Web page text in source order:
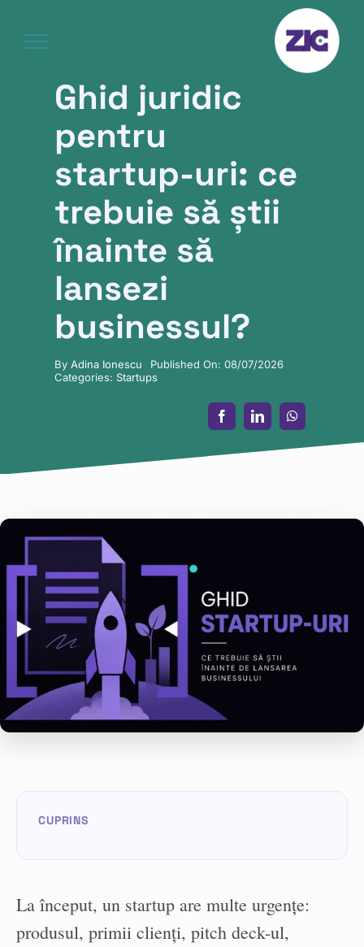
content
Ghid juridic
pentru
startup-uri: ce
trebuie să știi
înainte să
lansezi
businessul?
ByAdina Ionescu
Published On: 08/07/2026
Categories: Startups
La început, un startup are multe urgențe:
produsul, primii clienți, pitch deck-ul,